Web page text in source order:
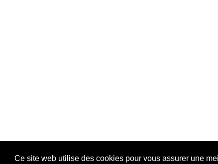
Ce site web utilise des cookies pour vous assurer une